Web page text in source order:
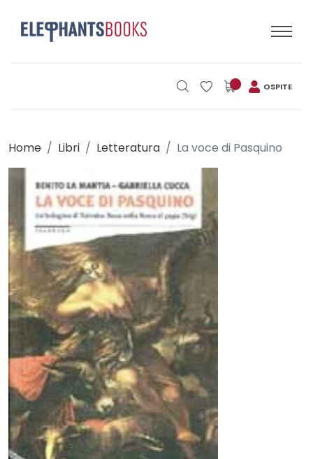
OSPITE
Home Libri Letteratura La voce di Pasquino